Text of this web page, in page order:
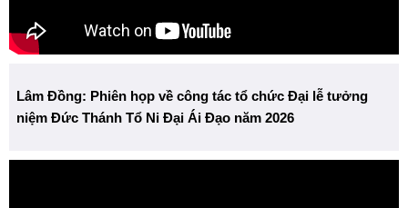
Lâm Đồng: Phiên họp về công tác tổ chức Đại lễ tưởng
niệm Đức Thánh Tổ Ni Đại Ái Đạo năm 2026